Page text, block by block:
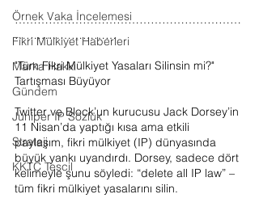
Örnek Vaka İncelemesi
Fikri Mülkiyet Haberleri
Marka Hakkı
Gündem
Juniper IP Sözlük
Strateji
KKTC Tescil
……………………………………………………
………………………
"Tüm Fikri Mülkiyet Yasaları Silinsin mi?"
Tartışması Büyüyor
Twitter ve Block’un kurucusu Jack Dorsey’in
11 Nisan’da yaptığı kısa ama etkili
paylaşım, fikri mülkiyet (IP) dünyasında
büyük yankı uyandırdı. Dorsey, sadece dört
kelimeyle şunu söyledi: “delete all IP law” –
tüm fikri mülkiyet yasalarını silin.